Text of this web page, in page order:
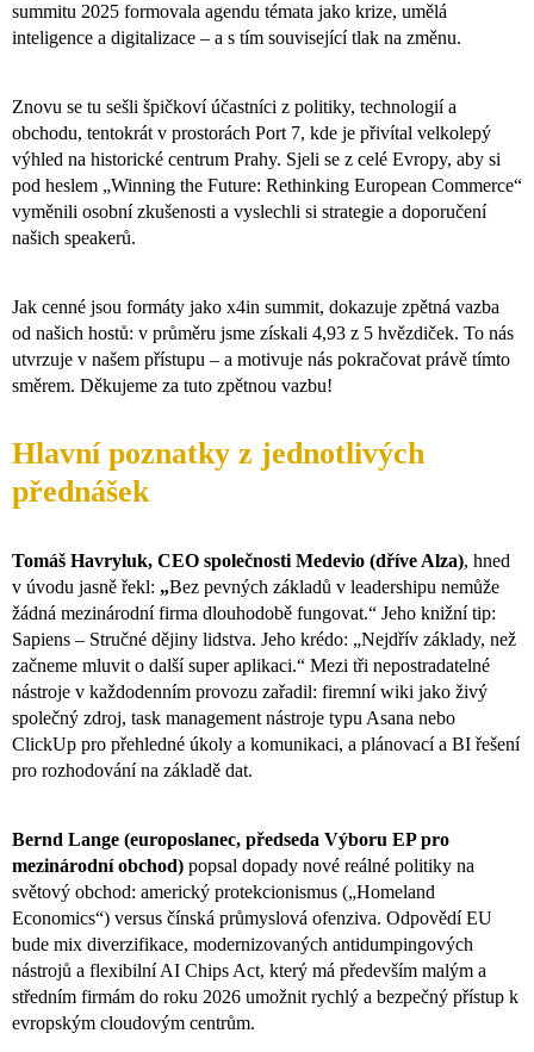
summitu 2025 formovala agendu témata jako krize, umělá
inteligence a digitalizace – a s tím související tlak na změnu.
Znovu se tu sešli špičkoví účastníci z politiky, technologií a
obchodu, tentokrát v prostorách Port 7, kde je přivítal velkolepý
výhled na historické centrum Prahy. Sjeli se z celé Evropy, aby si
pod heslem „Winning the Future: Rethinking European Commerce“
vyměnili osobní zkušenosti a vyslechli si strategie a doporučení
našich speakerů.
Jak cenné jsou formáty jako x4in summit, dokazuje zpětná vazba
od našich hostů: v průměru jsme získali 4,93 z 5 hvězdiček. To nás
utvrzuje v našem přístupu – a motivuje nás pokračovat právě tímto
směrem. Děkujeme za tuto zpětnou vazbu!
Hlavní poznatky z jednotlivých
přednášek
Tomáš Havryluk, CEO společnosti Medevio (dříve Alza), hned
v úvodu jasně řekl: „Bez pevných základů v leadershipu nemůže
žádná mezinárodní firma dlouhodobě fungovat.“ Jeho knižní tip:
Sapiens – Stručné dějiny lidstva. Jeho krédo: „Nejdřív základy, než
začneme mluvit o další super aplikaci.“ Mezi tři nepostradatelné
nástroje v každodenním provozu zařadil: firemní wiki jako živý
společný zdroj, task management nástroje typu Asana nebo
ClickUp pro přehledné úkoly a komunikaci, a plánovací a BI řešení
pro rozhodování na základě dat.
Bernd Lange (europoslanec, předseda Výboru EP pro
mezinárodní obchod) popsal dopady nové reálné politiky na
světový obchod: americký protekcionismus („Homeland
Economics“) versus čínská průmyslová ofenziva. Odpovědí EU
bude mix diverzifikace, modernizovaných antidumpingových
nástrojů a flexibilní AI Chips Act, který má především malým a
středním firmám do roku 2026 umožnit rychlý a bezpečný přístup k
evropským cloudovým centrům.